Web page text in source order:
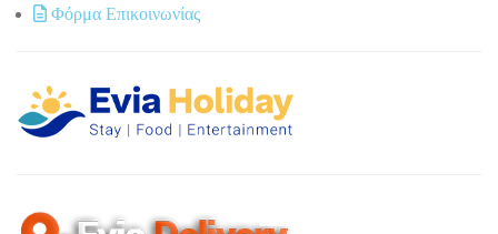
Φόρμα Επικοινωνίας